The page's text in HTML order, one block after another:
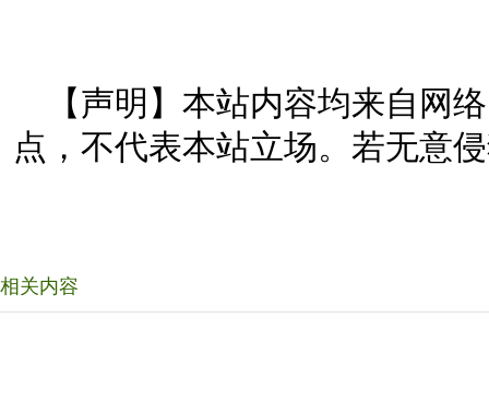
【声明】本站内容均来自网
点，不代表本站立场。若无意
相关内容